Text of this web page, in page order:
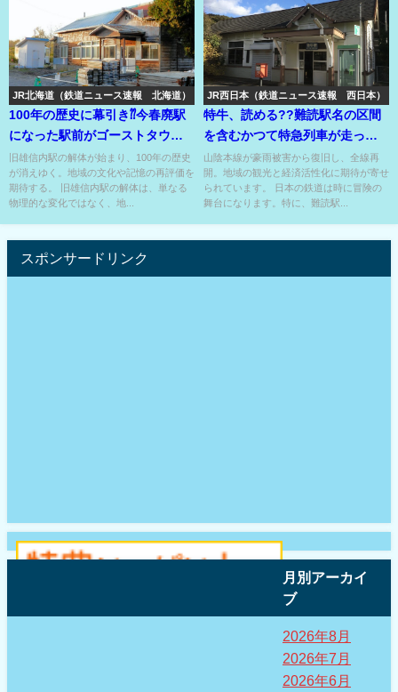
JR北海道（鉄道ニュース速報 北海道）
100年の歴史に幕引き⁇今春廃駅
になった駅前がゴーストタウン
の廃墟駅の駅舎⁇
旧雄信内駅の解体が始まり、100年の歴史
が消えゆく。地域の文化や記憶の再評価を
期待する。 旧雄信内駅の解体は、単なる
物理的な変化ではなく、地...
JR西日本（鉄道ニュース速報 西日本）
特牛、読める??難読駅名の区間
を含むかつて特急列車が走って
いた本線が9月に全線復旧！
山陰本線が豪雨被害から復旧し、全線再
開。地域の観光と経済活性化に期待が寄せ
られています。 日本の鉄道は時に冒険の
舞台になります。特に、難読駅...
スポンサードリンク
月別アーカイ
ブ
2026年8月
2026年7月
2026年6月